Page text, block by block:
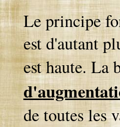
Le principe
est d'autant
est haute. La
de toutes les